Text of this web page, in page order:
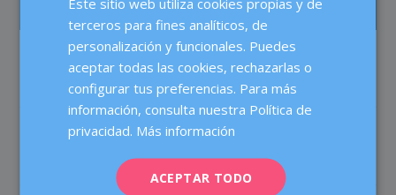
LOS MÁS LEÍDOS
Test prenatal no invasivo: más precisión,
menos dudas
Maternidad
En verano, ¿aumenta el riesgo de
Buenos hábitos
terceros para fines analíticos, de
personalización y funcionales. Puedes
aceptar todas las cookies, rechazarlas o
configurar tus preferencias. Para más
información, consulta nuestra Política de
privacidad. Más información
ACEPTAR TODO